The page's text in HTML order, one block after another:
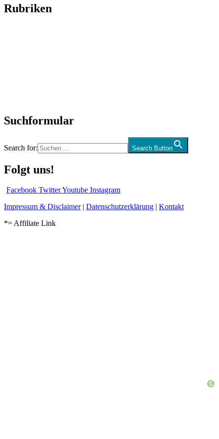
Rubriken
Suchformular
Search for: Search Button
Folgt uns!
Facebook TwitterYoutube Instagram
Impressum & Disclaimer| Datenschutzerklärung | Kontakt
*= Affiliate Link